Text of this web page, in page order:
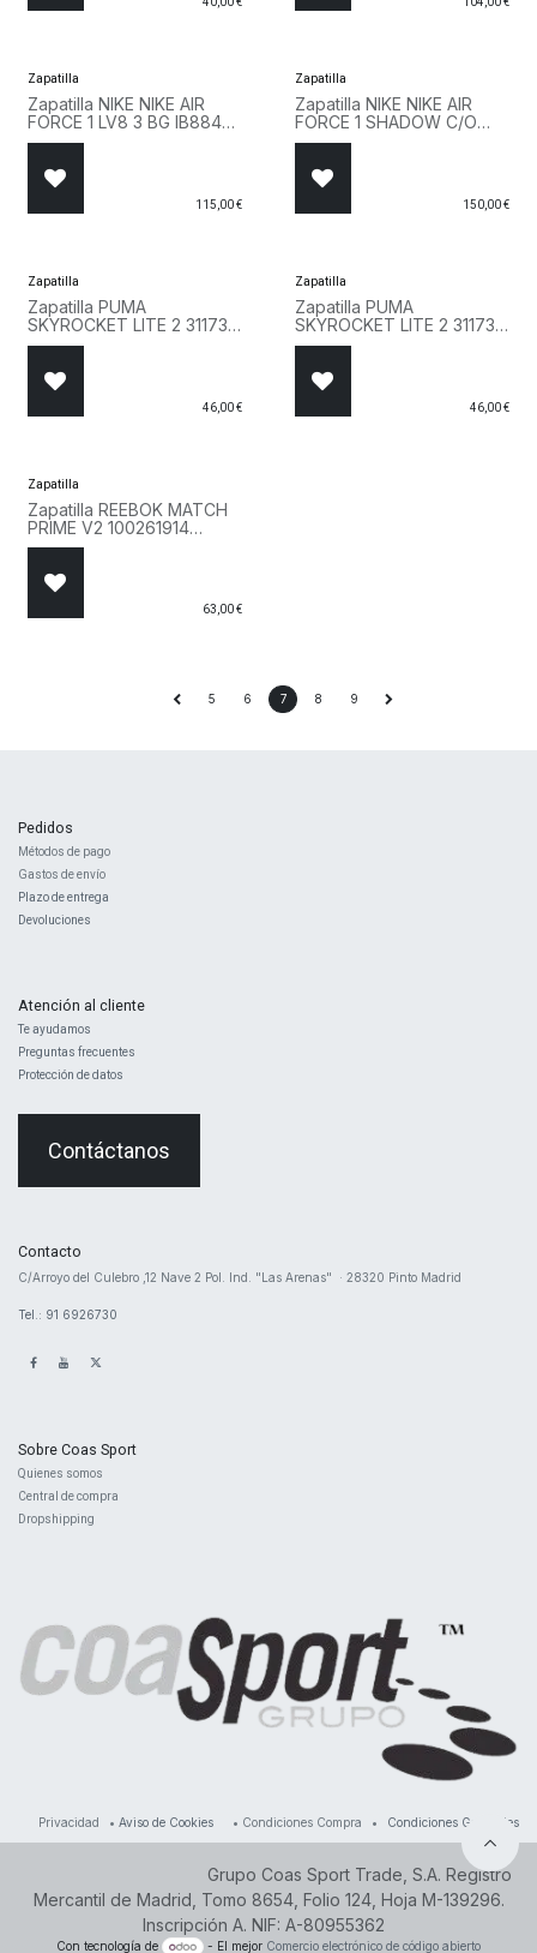
Zapatilla
Zapatilla NIKE NIKE AIR
FORCE 1 LV8 3 BG IB8845
001 Negro
115,00€
Zapatilla
Zapatilla NIKE NIKE AIR
FORCE 1 SHADOW C/O
CI0919 100 Blanco
150,00€
Zapatilla
Zapatilla PUMA
SKYROCKET LITE 2 311730
36 Blanco
46,00€
Zapatilla
Zapatilla PUMA
SKYROCKET LITE 2 311730
30 Lila
46,00€
Zapatilla
Zapatilla REEBOK MATCH
PRIME V2 100261914
Blanco
63,00€
5 6 7 8 9
Pedidos
Métodos de pago
Gastos de envío
Plazo de entrega
Devoluciones
Atención al cliente
Te ayudamos
Preguntas frecuentes
Protección de datos
Contáctanos
Contacto
​C/Arroyo del Culebro ,12 Nave 2 ​Pol. Ind. "Las Arenas" · 28320 Pinto Madrid
Tel.: 91 6926730
Sobre Coas Sport
Quienes ​somos
Central de compra
Dropshipping
Privacidad • Aviso de Cookies • Condiciones Compra • Condiciones Generales
Grupo Coas Sport Trade, S.A. Registro
Mercantil de Madrid, Tomo 8654, Folio 124, Hoja M-139296.
Inscripción A. NIF: A-80955362
Con tecnología de - El mejor Comercio electrónico de código abierto